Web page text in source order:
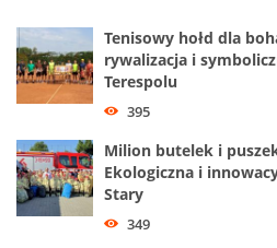
Tenisowy hołd dla
rywalizacja i
Terespolu
395
Milion butelek i
Ekologiczna i
Stary
349